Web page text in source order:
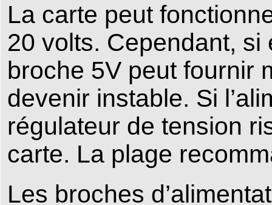
La carte peut
20 volts. Cependant, si
broche 5V peut fournir
devenir instable. Si
régulateur de tension
carte. La plage
Les broches